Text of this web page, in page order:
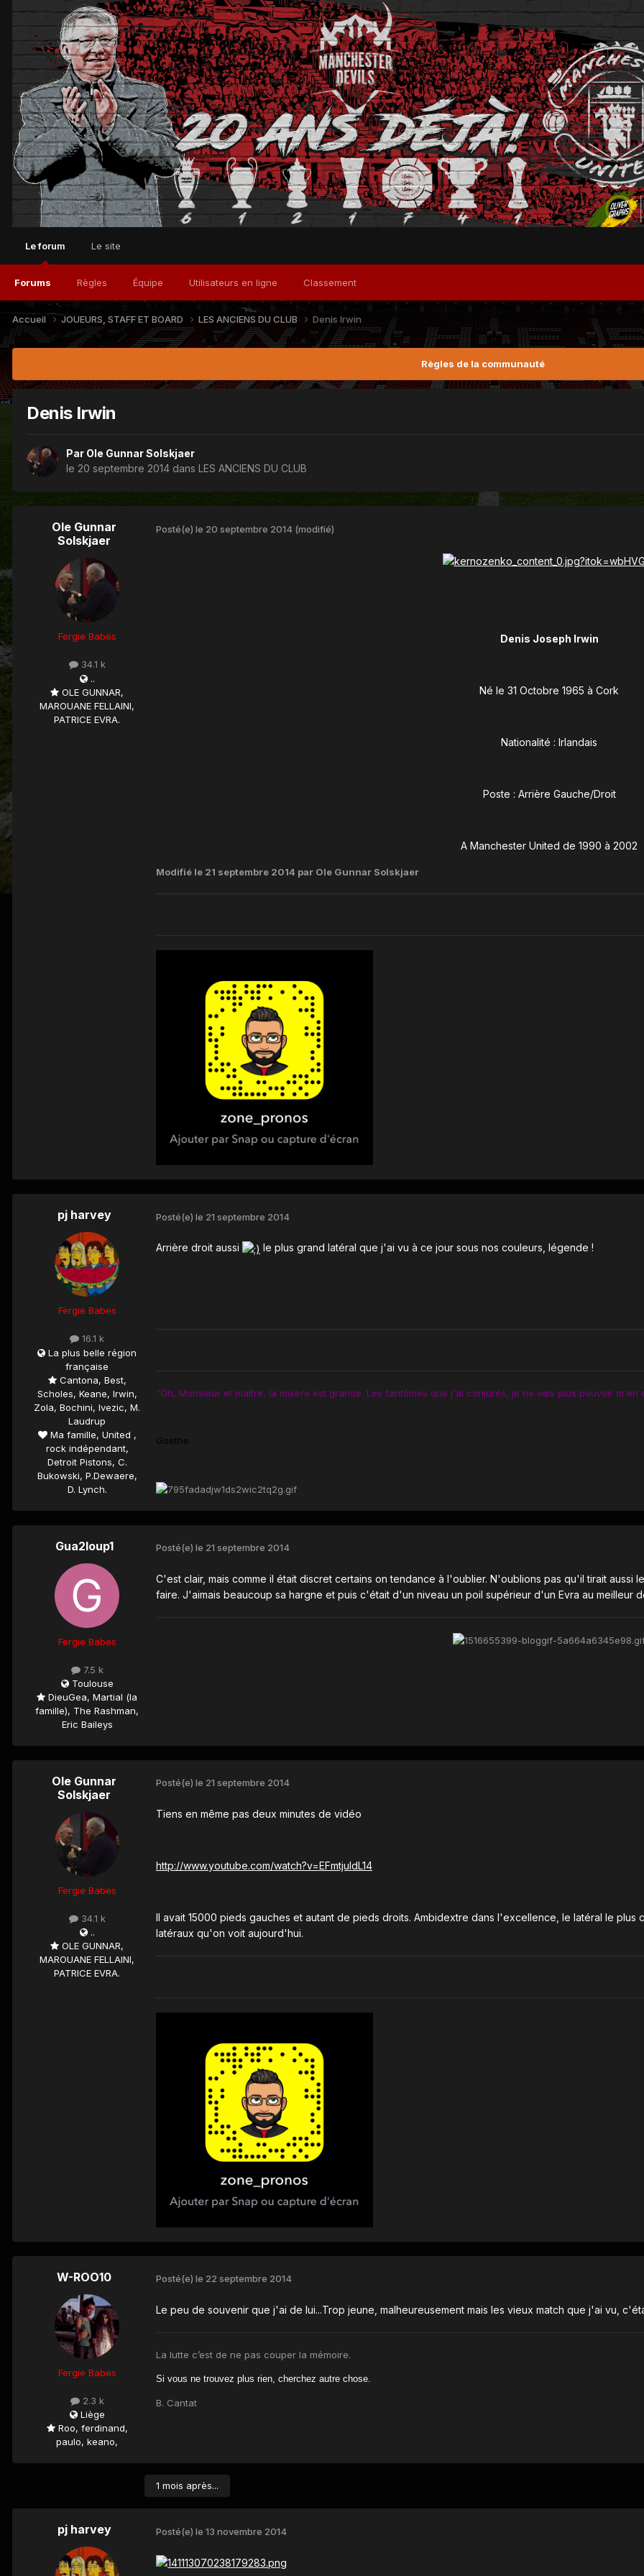
Le forum
Forums Règles Équipe Utilisateurs en ligne Classement
Le site
Accueil JOUEURS, STAFF ET BOARD LES ANCIENS DU CLUB Denis Irwin
Règles de la communauté
Denis Irwin
Par Ole Gunnar Solskjaer
le 20 septembre 2014 dans LES ANCIENS DU CLUB
Ole Gunnar
Solskjaer
Fergie Babes
34.1 k
..
OLE GUNNAR,
MAROUANE FELLAINI,
PATRICE EVRA.
Posté(e) le 20 septembre 2014 (modifié)
Denis Joseph Irwin
Né le 31 Octobre 1965 à Cork
Nationalité : Irlandais
Poste : Arrière Gauche/Droit
A Manchester United de 1990 à 2002
Modifié le 21 septembre 2014 par Ole Gunnar Solskjaer
pj harvey
Fergie Babes
16.1 k
La plus belle région
française
Cantona, Best,
Scholes, Keane, Irwin,
Zola, Bochini, Ivezic, M.
Laudrup
Ma famille, United ,
rock indépendant,
Detroit Pistons, C.
Bukowski, P.Dewaere,
D. Lynch.
Posté(e) le 21 septembre 2014
Arrière droit aussi le plus grand latéral que j'ai vu à ce jour sous nos couleurs, légende !
"Oh, Monsieur et maître, la misère est grande. Les fantômes que j'ai conjurés, je ne vais plus pouvoir m'en
Goethe.
Gua2loup1
Fergie Babes
7.5 k
Toulouse
DieuGea, Martial (la
famille), The Rashman,
Eric Baileys
Posté(e) le 21 septembre 2014
C'est clair, mais comme il était discret certains on tendance à l'oublier. N'oublions pas qu'il tirait
faire. J'aimais beaucoup sa hargne et puis c'était d'un niveau un poil supérieur d'un Evra au meilleur
Ole Gunnar
Solskjaer
Fergie Babes
34.1 k
..
OLE GUNNAR,
MAROUANE FELLAINI,
PATRICE EVRA.
Posté(e) le 21 septembre 2014
Tiens en même pas deux minutes de vidéo
http://www.youtube.com/watch?v=EFmtjuIdL14
Il avait 15000 pieds gauches et autant de pieds droits. Ambidextre dans l'excellence, le latéral le
latéraux qu'on voit aujourd'hui.
W-ROO10
Fergie Babes
2.3 k
Liège
Roo, ferdinand,
paulo, keano,
Posté(e) le 22 septembre 2014
Le peu de souvenir que j'ai de lui...Trop jeune, malheureusement mais les vieux match que j'ai vu,
La lutte c’est de ne pas couper la mémoire.
Si vous ne trouvez plus rien, cherchez autre chose.
B. Cantat
1 mois après...
pj harvey Posté(e) le 13 novembre 2014